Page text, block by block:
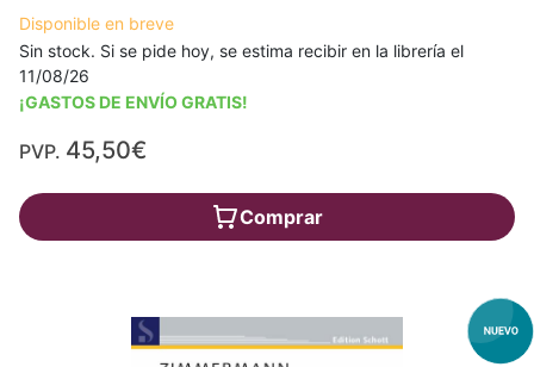
Disponible en breve
Sin stock. Si se pide hoy, se estima recibir en la librería el
11/08/26
¡GASTOS DE ENVÍO GRATIS!
PVP. 45,50€
Comprar